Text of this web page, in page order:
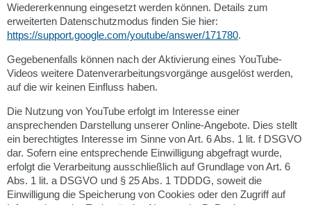
Wiedererkennung eingesetzt werden können. Details zum
erweiterten Datenschutzmodus finden Sie hier:
https://support.google.com/youtube/answer/171780.
Gegebenenfalls können nach der Aktivierung eines YouTube-
Videos weitere Datenverarbeitungsvorgänge ausgelöst werden,
auf die wir keinen Einfluss haben.
Die Nutzung von YouTube erfolgt im Interesse einer
ansprechenden Darstellung unserer Online-Angebote. Dies stellt
ein berechtigtes Interesse im Sinne von Art. 6 Abs. 1 lit. f DSGVO
dar. Sofern eine entsprechende Einwilligung abgefragt wurde,
erfolgt die Verarbeitung ausschließlich auf Grundlage von Art. 6
Abs. 1 lit. a DSGVO und § 25 Abs. 1 TDDDG, soweit die
Einwilligung die Speicherung von Cookies oder den Zugriff auf